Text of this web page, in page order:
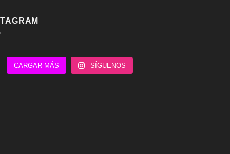
CARGAR MÁS SÍGUENOS